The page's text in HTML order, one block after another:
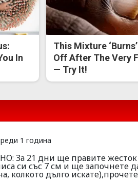
In
This Mixture
Off After The Very
— Try It!
1 година
За 21 дни ще правите
си със 7 см и ще започнете
колкото дълго